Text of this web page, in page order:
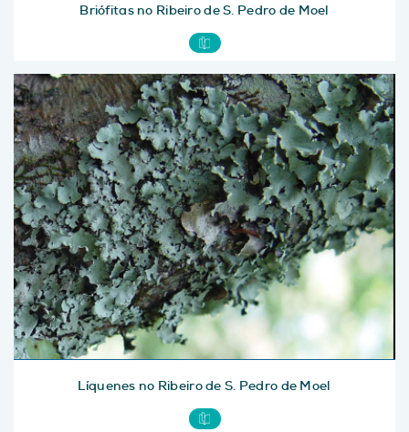
Briófitas no Ribeiro de S. Pedro de Moel
Líquenes no Ribeiro de S. Pedro de Moel